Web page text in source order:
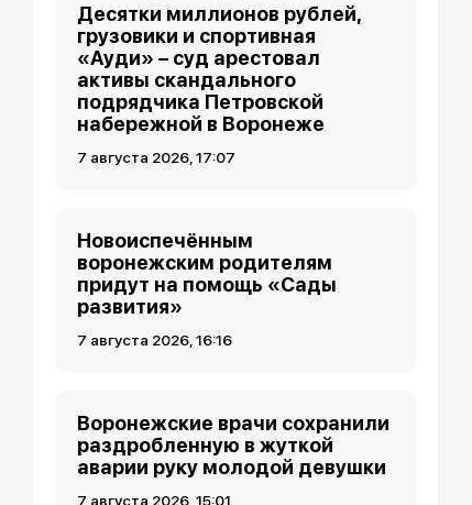
Десятки миллионов рублей,
грузовики и спортивная
«Ауди» – суд арестовал
активы скандального
подрядчика Петровской
набережной в Воронеже
7 августа 2026, 17:07
Новоиспечённым
воронежским родителям
придут на помощь «Сады
развития»
7 августа 2026, 16:16
Воронежские врачи сохранили
раздробленную в жуткой
аварии руку молодой девушки
7 августа 2026, 15:01